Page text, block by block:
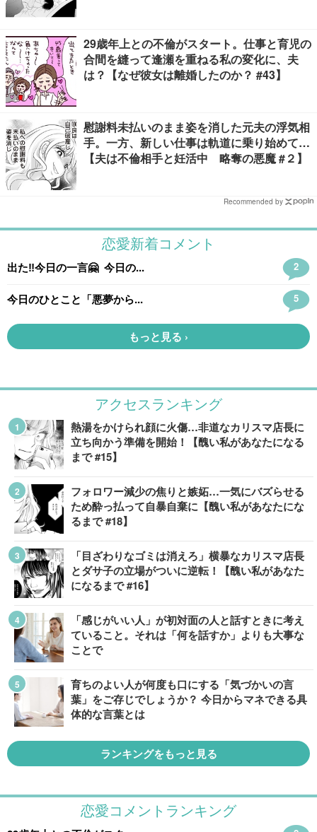
29歳年上との不倫がスタート。仕事と育児の
合間を縫って逢瀬を重ねる私の変化に、夫
は？【なぜ彼女は離婚したのか？ #43】
慰謝料未払いのまま姿を消した元夫の浮気相
手。一方、新しい仕事は軌道に乗り始めて…
【夫は不倫相手と妊活中 略奪の悪魔 #２】
Recommended by
アクセスランキング
熱湯をかけられ顔に火傷…非道なカリスマ店長に
立ち向かう準備を開始！【醜い私があなたになる
まで #15】
フォロワー減少の焦りと嫉妬…一気にバズらせる
ため酔っ払って自暴自棄に【醜い私があなたにな
るまで #18】
「目ざわりなゴミは消えろ」横暴なカリスマ店長
とダサ子の立場がついに逆転！【醜い私があなた
になるまで #16】
「感じがいい人」が初対面の人と話すときに考え
ていること。それは「何を話すか」よりも大事な
ことで
育ちのよい人が何度も口にする「気づかいの言
葉」をご存じでしょうか？ 今日からマネできる具
体的な言葉とは
ランキングをもっと見る